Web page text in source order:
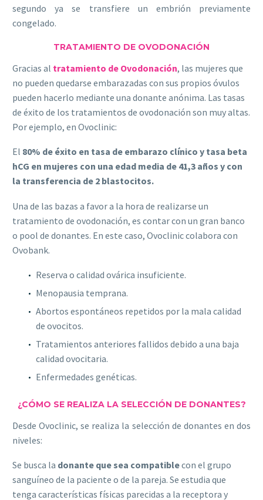
segundo ya se transfiere un embrión previamente
congelado.
TRATAMIENTO DE OVODONACIÓN
Gracias al tratamiento de Ovodonación, las mujeres que
no pueden quedarse embarazadas con sus propios óvulos
pueden hacerlo mediante una donante anónima. Las tasas
de éxito de los tratamientos de ovodonación son muy altas.
Por ejemplo, en Ovoclinic:
El 80% de éxito en tasa de embarazo clínico y tasa beta
hCG en mujeres con una edad media de 41,3 años y con
la transferencia de 2 blastocitos.
Una de las bazas a favor a la hora de realizarse un
tratamiento de ovodonación, es contar con un gran banco
o pool de donantes. En este caso, Ovoclinic colabora con
Ovobank.
Reserva o calidad ovárica insuficiente.
Menopausia temprana.
Abortos espontáneos repetidos por la mala calidad
de ovocitos.
Tratamientos anteriores fallidos debido a una baja
calidad ovocitaria.
Enfermedades genéticas.
¿CÓMO SE REALIZA LA SELECCIÓN DE DONANTES?
Desde Ovoclinic, se realiza la selección de donantes en dos
niveles:
Se busca la donante que sea compatiblecon el grupo
sanguíneo de la paciente o de la pareja. Se estudia que
tenga características físicas parecidas a la receptora y